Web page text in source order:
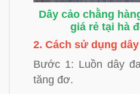
Dây cảo chằng
giá rẻ tại hà
2. Cách sử dụng
Bước 1: Luồn dây
tăng đơ.